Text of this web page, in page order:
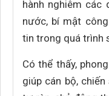
hành nghiêm các
nước, bí mật
tin trong quá trình
Có thể thấy,
giúp cán bộ,